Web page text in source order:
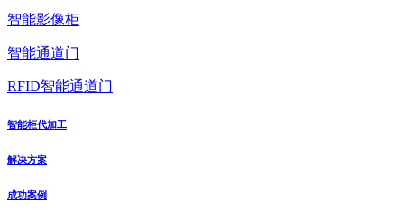
智能影像柜
智能通道门
RFID智能通道门
智能柜代加工
解决方案
成功案例